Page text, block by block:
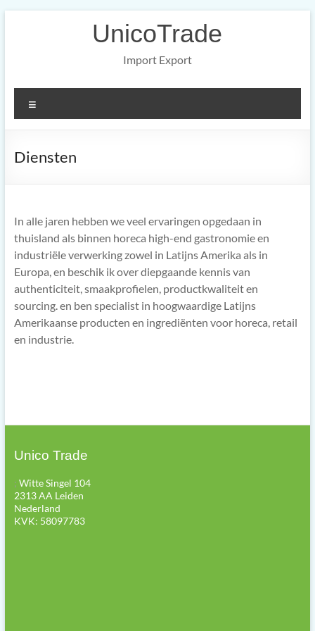
UnicoTrade
Import Export
Diensten
In alle jaren hebben we veel ervaringen opgedaan in
thuisland als binnen horeca high-end gastronomie en
industriële verwerking zowel in Latijns Amerika als in
Europa, en beschik ik over diepgaande kennis van
authenticiteit, smaakprofielen, productkwaliteit en
sourcing. en ben specialist in hoogwaardige Latijns
Amerikaanse producten en ingrediënten voor horeca, retail
en industrie.
Unico Trade
; Witte Singel 104
2313 AA Leiden
Nederland
KVK: 58097783